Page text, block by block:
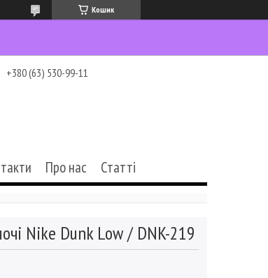
Кошик
+380 (63) 530-99-11
Про нас Статті
Nike Dunk Low / DNK-219